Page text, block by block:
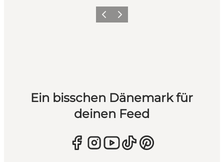
ZurückWeiter
Ein bisschen Dänemark für
deinen Feed